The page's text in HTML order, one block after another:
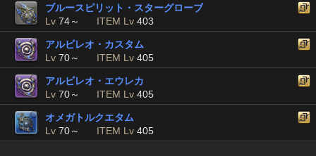
ブルースピリット・スターグローブ
Lv 74～ ITEM Lv 403
アルビレオ・カスタム
Lv 70～ ITEM Lv 405
アルビレオ・エウレカ
Lv 70～ ITEM Lv 405
オメガトルクエタム
Lv 70～ ITEM Lv 405